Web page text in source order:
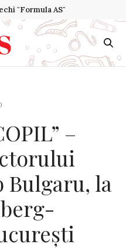
"Formula AS"
–
Bulgaru, la